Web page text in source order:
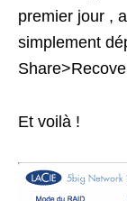
premier jour ,
simplement
Et voilà !